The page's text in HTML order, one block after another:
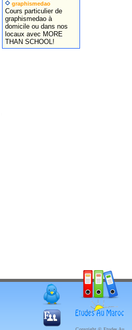
graphismedao
Cours particulier de
graphismedao à
domicile ou dans nos
locaux avec MORE
THAN SCHOOL!